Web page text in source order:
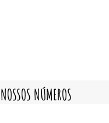
NOSSOS NÚMEROS